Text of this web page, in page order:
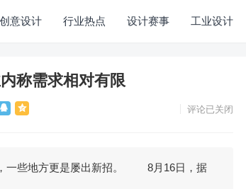
创意设计 行业热点 设计赛事 工业设计
称需求相对有限
评论已关闭
一些地方更是屡出新招。 8月16日，据